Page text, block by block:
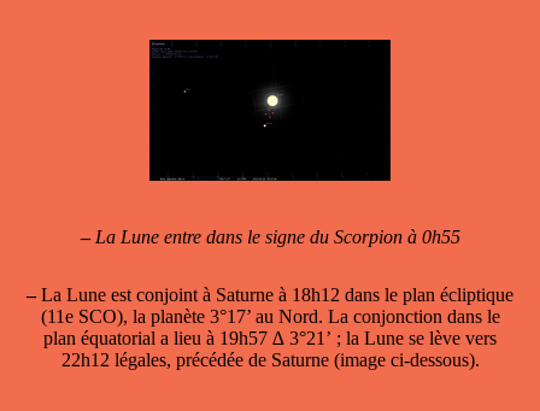
– La Lune entre dans le signe du Scorpion à 0h55
– La Lune est conjoint à Saturne à 18h12 dans le plan écliptique
(11e SCO), la planète 3°17’ au Nord. La conjonction dans le
plan équatorial a lieu à 19h57 ∆ 3°21’ ; la Lune se lève vers
22h12 légales, précédée de Saturne (image ci-dessous).